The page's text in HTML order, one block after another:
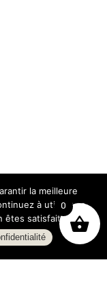
0
la meilleure
à utiliser ce
êtes satisfait.